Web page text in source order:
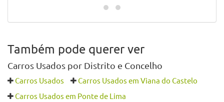
Também pode querer ver
Carros Usados por Distrito e Concelho
Carros Usados
Carros Usados em Viana do Castelo
Carros Usados em Ponte de Lima